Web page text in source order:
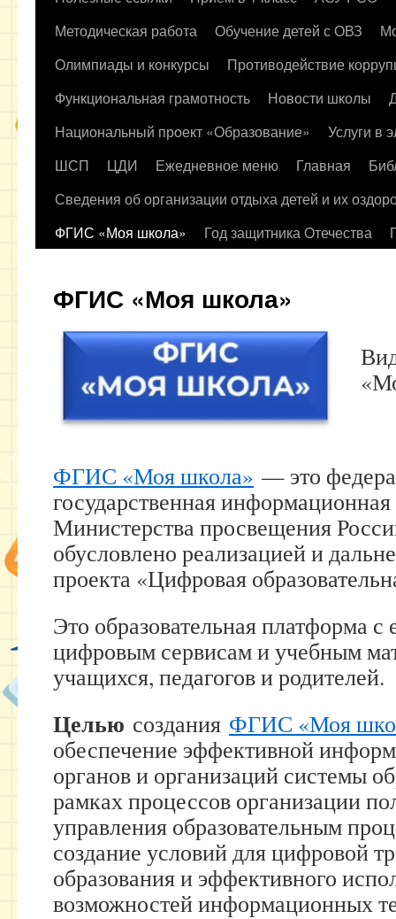
содержимому
Методическая работа
Обучение детей с ОВЗ
Олимпиады и конкурсы
Противодействие
Функциональная грамотность
Новости школы
Национальный проект «Образование»
Услуги в
ШСП
ЦДИ Ежедневное меню Главная
Сведения об организации отдыха детей и их
ФГИС «Моя школа»
Год защитника Отечества
ФГИС «Моя школа»
ФГИС «Моя школа» — это
государственная
Министерства просвещения
обусловлено реализацией и
проекта «Цифровая
Это образовательная платформа
цифровым сервисам и учебным
учащихся, педагогов и родителей.
Целью создания ФГИС «Моя
обеспечение эффективной
органов и организаций системы
рамках процессов организации
управления образовательным
создание условий для цифровой
образования и эффективного
возможностей информационных